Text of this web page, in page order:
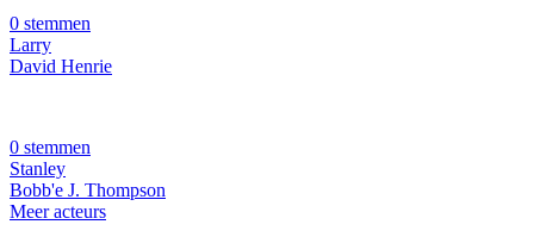
0 stemmen
Larry
David Henrie
0 stemmen
Stanley
Bobb'e J. Thompson
Meer acteurs